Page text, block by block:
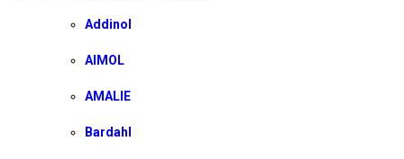
Addinol
AIMOL
AMALIE
Bardahl